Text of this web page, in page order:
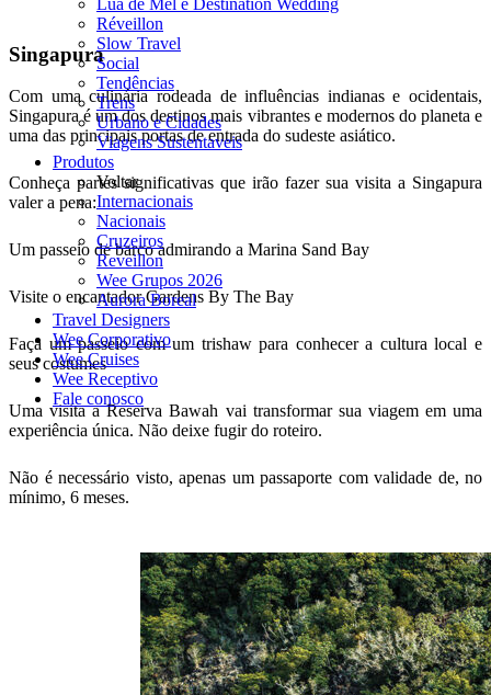
Lua de Mel e Destination Wedding
Réveillon
Slow Travel
Social
Tendências
Trens
Urbano e Cidades
Viagens Sustentaveis
Produtos
Voltar
Internacionais
Nacionais
Cruzeiros
Reveillon
Wee Grupos 2026
Aurora Boreal
Travel Designers
Wee Corporativo
Wee Cruises
Wee Receptivo
Fale conosco
Singapura
Com uma culinária rodeada de influências indianas e ocidentais,
Singapura é um dos destinos mais vibrantes e modernos do planeta e
uma das principais portas de entrada do sudeste asiático.
Conheça partes significativas que irão fazer sua visita a Singapura
valer a pena:
Um passeio de barco admirando a Marina Sand Bay
Visite o encantador Gardens By The Bay
Faça um passeio com um trishaw para conhecer a cultura local e
seus costumes
Uma visita a Reserva Bawah vai transformar sua viagem em uma
experiência única. Não deixe fugir do roteiro.
Não é necessário visto, apenas um passaporte com validade de, no
mínimo, 6 meses.